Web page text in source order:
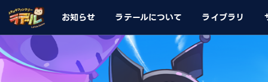
お知らせ ラテールについて ライブラリ